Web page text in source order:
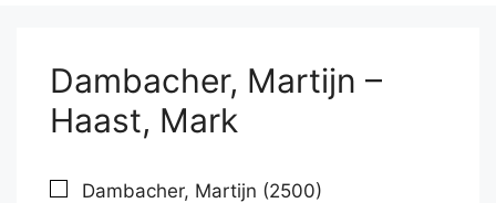
Dambacher, Martijn –
Haast, Mark
Dambacher, Martijn (2500)